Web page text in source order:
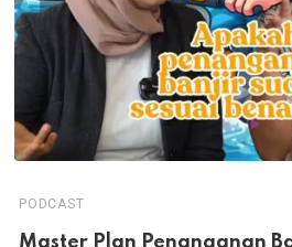
PODCAST
Master Plan Penanganan